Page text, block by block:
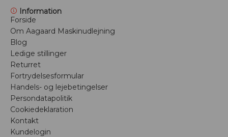
Information
Forside
Om Aagaard Maskinudlejning
Blog
Ledige stillinger
Returret
Fortrydelsesformular
Handels- og lejebetingelser
Persondatapolitik
Cookiedeklaration
Kontakt
Kundelogin